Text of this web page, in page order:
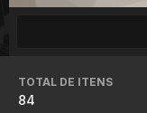
TOTAL DE ITENS
84